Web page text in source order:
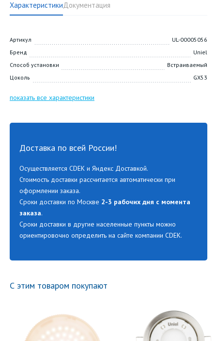
ХарактеристикиДокументация
Артикул
UL-00005056
Бренд
Uniel
Способ установки
Встраиваемый
Цоколь
GX53
показать все характеристики
Доставка по всей России!
Осуществляется CDEK и Яндекс Доставкой.
Стоимость доставки рассчитается автоматически при
оформлении заказа.
Сроки доставки по Москве 2-3 рабочих дня с момента
заказа.
Сроки доставки в другие населенные пункты можно
ориентировочно определить на сайте компании CDEK.
С этим товаром покупают